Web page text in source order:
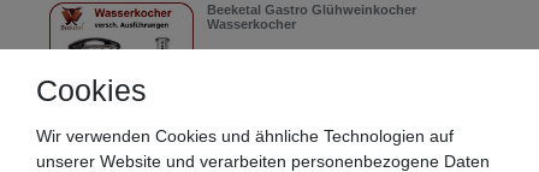
Beeketal Gastro Glühweinkocher
Wasserkocher
Versandkosten
Cookies
Wir verwenden Cookies und ähnliche Technologien auf
unserer Website und verarbeiten personenbezogene Daten